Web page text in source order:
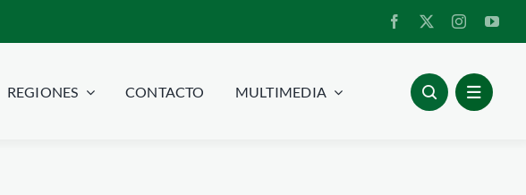
REGIONES CONTACTO MULTIMEDIA